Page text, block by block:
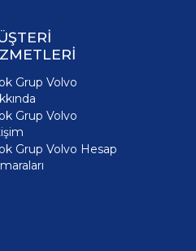
Grup Volvo
Grup Volvo
Grup Volvo Hesap